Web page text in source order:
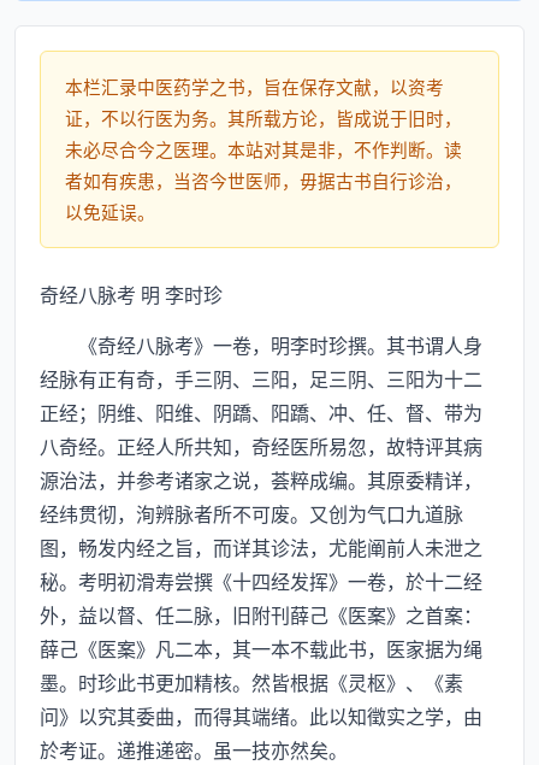
本栏汇录中医药学之书，旨在保存文献，以资考
证，不以行医为务。其所载方论，皆成说于旧时，
未必尽合今之医理。本站对其是非，不作判断。读
者如有疾患，当咨今世医师，毋据古书自行诊治，
以免延误。
奇经八脉考 明 李时珍
《奇经八脉考》一卷，明李时珍撰。其书谓人身
经脉有正有奇，手三阴、三阳，足三阴、三阳为十二
正经；阴维、阳维、阴蹻、阳蹻、冲、任、督、带为
八奇经。正经人所共知，奇经医所易忽，故特评其病
源治法，并参考诸家之说，荟粹成编。其原委精详，
经纬贯彻，洵辨脉者所不可废。又创为气口九道脉
图，畅发内经之旨，而详其诊法，尤能阐前人未泄之
秘。考明初滑寿尝撰《十四经发挥》一卷，於十二经
外，益以督、任二脉，旧附刊薛己《医案》之首案：
薛己《医案》凡二本，其一本不载此书，医家据为绳
墨。时珍此书更加精核。然皆根据《灵枢》、《素
问》以究其委曲，而得其端绪。此以知徵实之学，由
於考证。递推递密。虽一技亦然矣。